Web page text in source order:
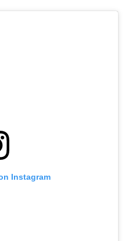
Instagram